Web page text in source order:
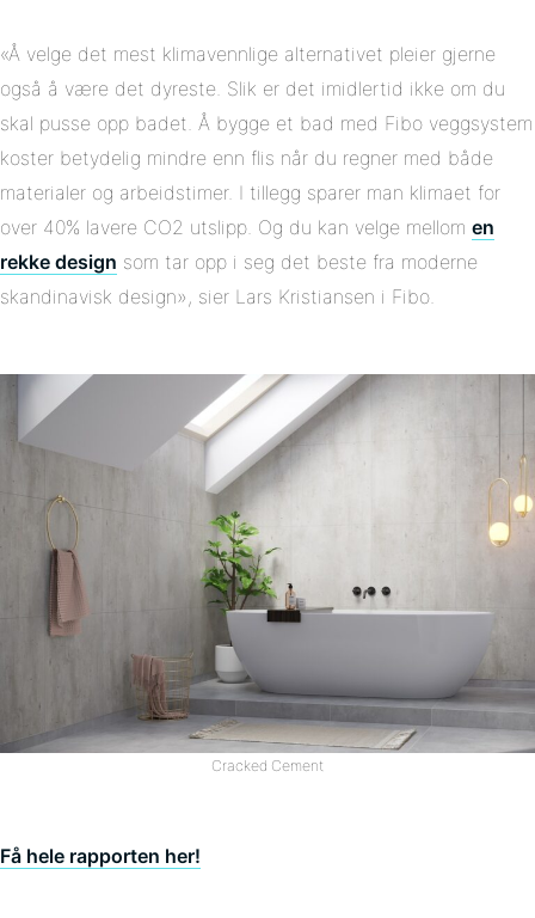
«Å velge det mest klimavennlige alternativet pleier gjerne
også å være det dyreste. Slik er det imidlertid ikke om du
skal pusse opp badet. Å bygge et bad med Fibo veggsystem
koster betydelig mindre enn flis når du regner med både
materialer og arbeidstimer. I tillegg sparer man klimaet for
over 40% lavere CO2 utslipp. Og du kan velge mellom en
rekke design som tar opp i seg det beste fra moderne
skandinavisk design», sier Lars Kristiansen i Fibo.
Cracked Cement
Få hele rapporten her!